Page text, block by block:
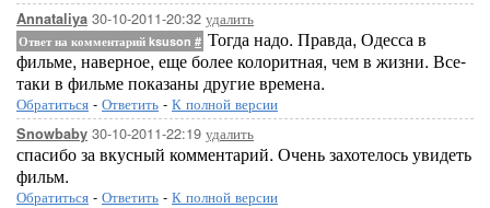
Annataliya 30-10-2011-20:32 удалить
Ответ на комментарий ksuson # Тогда надо. Правда, Одесса в
фильме, наверное, еще более колоритная, чем в жизни. Все-
таки в фильме показаны другие времена.
Обратиться - Ответить - К полной версии
Snowbaby 30-10-2011-22:19 удалить
спасибо за вкусный комментарий. Очень захотелось увидеть
фильм.
Обратиться - Ответить - К полной версии